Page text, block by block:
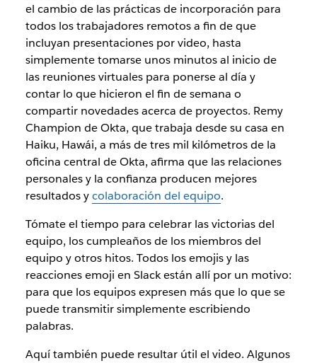
el cambio de las prácticas de incorporación para
todos los trabajadores remotos a fin de que
incluyan presentaciones por video, hasta
simplemente tomarse unos minutos al inicio de
las reuniones virtuales para ponerse al día y
contar lo que hicieron el fin de semana o
compartir novedades acerca de proyectos. Remy
Champion de Okta, que trabaja desde su casa en
Haiku, Hawái, a más de tres mil kilómetros de la
oficina central de Okta, afirma que las relaciones
personales y la confianza producen mejores
resultados ycolaboración del equipo.
Tómate el tiempo para celebrar las victorias del
equipo, los cumpleaños de los miembros del
equipo y otros hitos. Todos los emojis y las
reacciones emoji en Slack están allí por un motivo:
para que los equipos expresen más que lo que se
puede transmitir simplemente escribiendo
palabras.
Aquí también puede resultar útil el video. Algunos